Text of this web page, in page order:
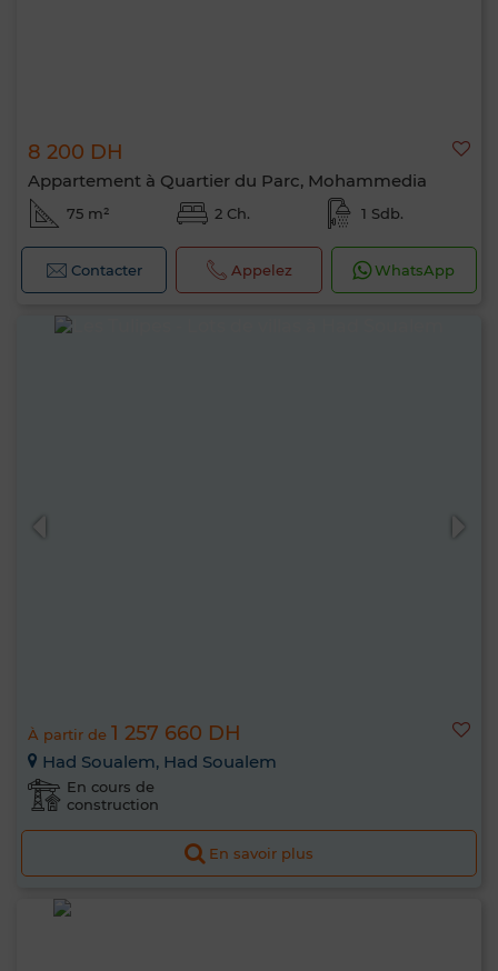
8 200 DH
Appartement à Quartier du Parc, Mohammedia
75 m² 2 Ch. 1 Sdb.
Contacter Appelez WhatsApp
À partir de 1 257 660 DH
Had Soualem, Had Soualem
En cours de
construction
En savoir plus